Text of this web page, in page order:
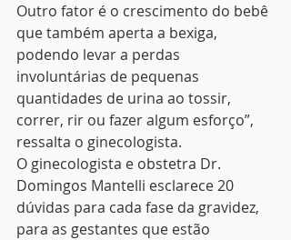
Outro fator é o crescimento do bebê
que também aperta a bexiga,
podendo levar a perdas
involuntárias de pequenas
quantidades de urina ao tossir,
correr, rir ou fazer algum esforço”,
ressalta o ginecologista.
O ginecologista e obstetra Dr.
Domingos Mantelli esclarece 20
dúvidas para cada fase da gravidez,
para as gestantes que estão